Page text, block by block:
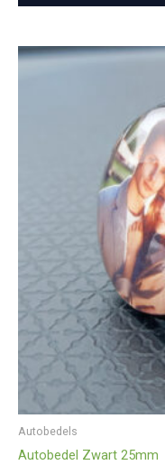
Autobedels
Autobedel Zwart 25mm